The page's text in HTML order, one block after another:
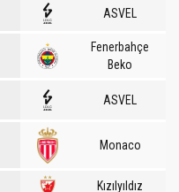
ASVEL
Fenerbahçe
Beko
ASVEL
Monaco
Kızılyıldız